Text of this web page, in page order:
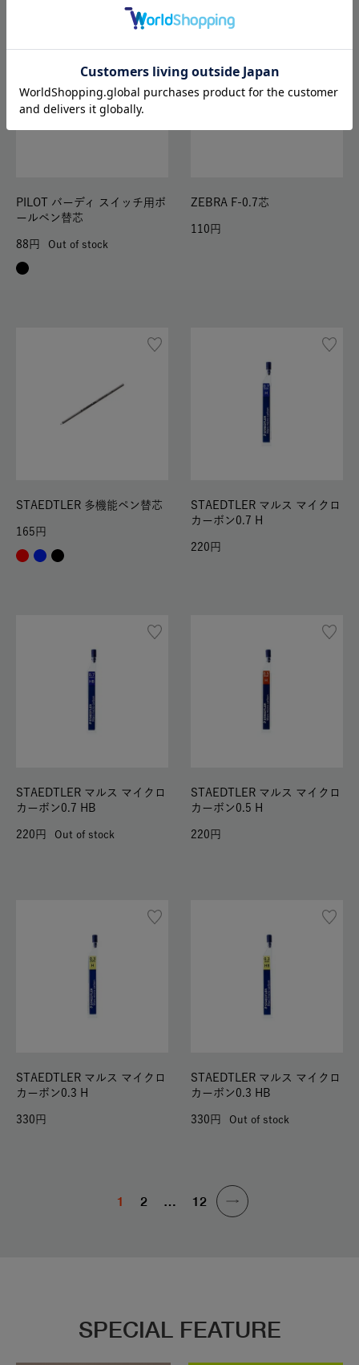
PILOT バーディ スイッチ用ボ
ールペン替芯
88 Out of stock
ZEBRA F-0.7芯
110
STAEDTLER 多機能ペン替芯
165
STAEDTLER マルス マイクロ
カーボン0.7 H
220
STAEDTLER マルス マイクロ
カーボン0.7 HB
220 Out of stock
STAEDTLER マルス マイクロ
カーボン0.5 H
220
STAEDTLER マルス マイクロ
カーボン0.3 H
330
STAEDTLER マルス マイクロ
カーボン0.3 HB
330 Out of stock
1 2 … 12
SPECIAL FEATURE